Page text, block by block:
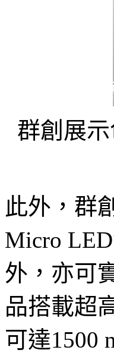
群創展
此外，群
Micro
外，亦可
品搭載超
可達1500